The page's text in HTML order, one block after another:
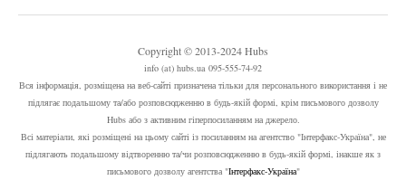
Copyright © 2013-2024 Hubs
info (at) hubs.ua 095-555-74-92
Вся інформація, розміщена на веб-сайті призначена тільки для персонального використання і не
підлягає подальшому та/або розповсюдженню в будь-якій формі, крім письмового дозволу
Hubs або з активним гіперпосиланням на джерело.
Всі матеріали, які розміщені на цьому сайті із посиланням на агентство "Інтерфакс-Україна", не
підлягають подальшому відтворенню та/чи розповсюдженню в будь-якій формі, інакше як з
письмового дозволу агентства "Інтерфакс-Україна"